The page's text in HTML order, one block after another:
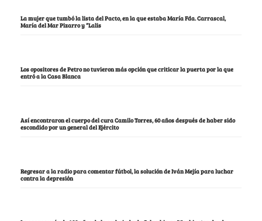
La mujer que tumbó la lista del Pacto, en la que estaba María Fda. Carrascal,
María del Mar Pizarro y “Lalis
Los opositores de Petro no tuvieron más opción que criticar la puerta por la que
entró a la Casa Blanca
Así encontraron el cuerpo del cura Camilo Torres, 60 años después de haber sido
escondido por un general del Ejército
Regresar a la radio para comentar fútbol, la solución de Iván Mejía para luchar
contra la depresión